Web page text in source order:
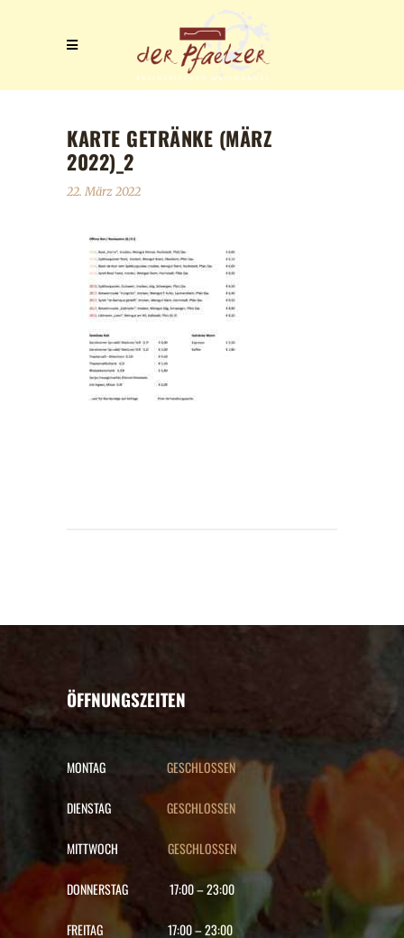
KARTE GETRÄNKE (MÄRZ
2022)_2
22. März 2022
ÖFFNUNGSZEITEN
MONTAG GESCHLOSSEN
DIENSTAG GESCHLOSSEN
MITTWOCH GESCHLOSSEN
DONNERSTAG 17:00–23:00
FREITAG 17:00–23:00